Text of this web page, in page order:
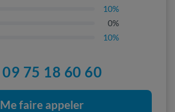
10%
0%
10%
09 75 18 60 60
Me faire appeler